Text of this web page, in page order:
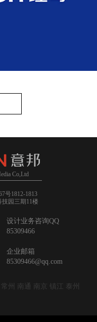
Co,Ltd
号1812-1813
园三期11楼
设计业务咨询QQ
85309466
企业邮箱
85309466@qq.com
州 南通 南京 镇江 泰州